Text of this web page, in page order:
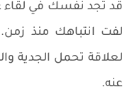
قد تجد نفسك في
لفت انتباهك منذ زمن.
لعلاقة تحمل الجدية
عنه.